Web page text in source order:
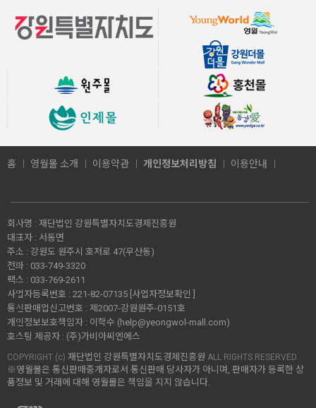
홈 영월몰 소개 이용약관 개인정보처리방침 이용안내
회사명 : 재단법인 강원특별자치도경제진흥원
대표자 : 서동면
주소 : 강원도 원주시 호저로 47(우산동)
전화 : 033-749-3320
팩스 : 033-769-2611
사업자등록번호 : 221-82-07135 [사업자정보확인 ]
통신판매업신고번호 : 제2007-강원원주-0151호
개인정보보호책임자 : 이학수 (help@yeongwol-mall.com)
호스팅 제공자 : (주)가비아씨엔에스
COPYRIGHT (c) 재단법인 강원특별자치도경제진흥원 ALL RIGHTS RESERVED.
※영월몰은 통신판매중개자로서 통신판매 당사자가 아니며, 판매자가 등록한 상
품정보 및 거래에 대해 영월몰은 책임을 지지 않습니다.